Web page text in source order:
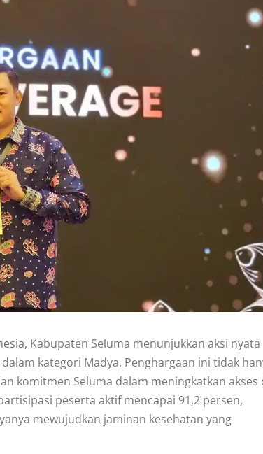
Kabupaten Seluma menunjukkan aksi nyata
kategori Madya. Penghargaan ini tidak
komitmen Seluma dalam meningkatkan akses
peserta aktif mencapai 91,2 persen,
mewujudkan jaminan kesehatan yang